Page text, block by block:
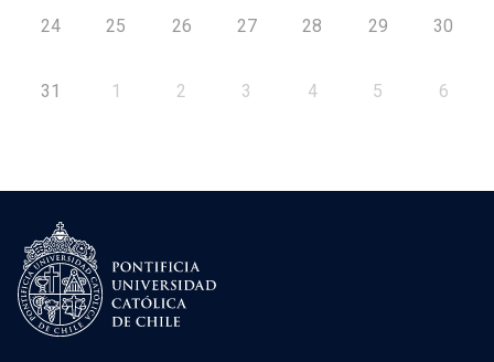
24 25 26 27 28 29 30
31 1 2 3 4 5 6